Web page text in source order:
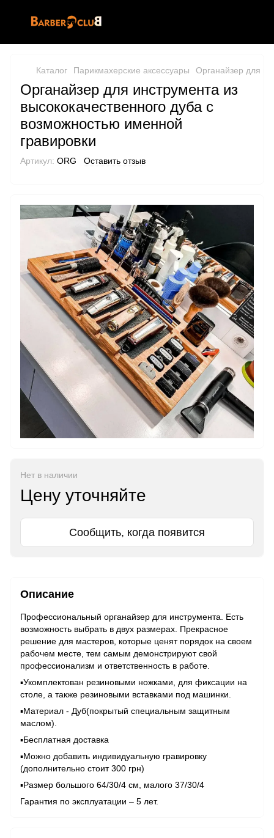
Каталог Парикмахерские аксессуары Органайзер для
Органайзер для инструмента из
высококачественного дуба с
возможностью именной
гравировки
Артикул: ORG Оставить отзыв
Нет в наличии
Цену уточняйте
Сообщить, когда появится
Описание
Профессиональный органайзер для инструмента. Есть
возможность выбрать в двух размерах. Прекрасное
решение для мастеров, которые ценят порядок на своем
рабочем месте, тем самым демонстрируют свой
профессионализм и ответственность в работе.
▪️Укомплектован резиновыми ножками, для фиксации на
столе, а также резиновыми вставками под машинки.
▪️Материал - Дуб(покрытый специальным защитным
маслом).
▪️Бесплатная доставка
▪️Можно добавить индивидуальную гравировку
(дополнительно стоит 300 грн)
▪️Размер большого 64/30/4 см, малого 37/30/4
Гарантия по эксплуатации – 5 лет.